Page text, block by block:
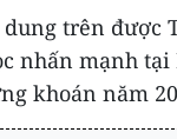
trên được
nhấn mạnh
khoán năm